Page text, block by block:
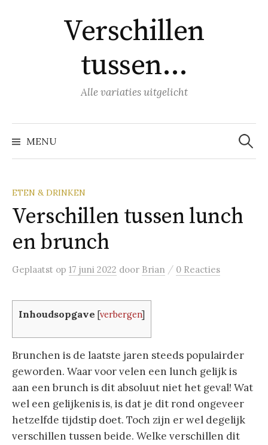
Verschillen
tussen…
Alle variaties uitgelicht
MENU
Zoeken
naar:
ETEN & DRINKEN
Verschillen tussen lunch
en brunch
Geplaatst op 17 juni 2022 door Brian / 0 Reacties
Inhoudsopgave [verbergen]
Brunchen is de laatste jaren steeds populairder
geworden. Waar voor velen een lunch gelijk is
aan een brunch is dit absoluut niet het geval! Wat
wel een gelijkenis is, is dat je dit rond ongeveer
hetzelfde tijdstip doet. Toch zijn er wel degelijk
verschillen tussen beide. Welke verschillen dit